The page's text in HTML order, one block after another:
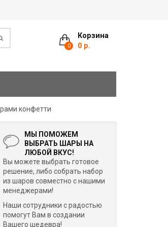
Корзина
0 0 р.
конфетти
МЫ ПОМОЖЕМ
ВЫБРАТЬ ШАРЫ НА
ЛЮБОЙ ВКУС!
Вы можете выбрать готовое
решение, либо собрать набор
из шаров совместно с нашими
менеджерами!
Наши сотрудники с радостью
помогут Вам в создании
Вашего шедевра!